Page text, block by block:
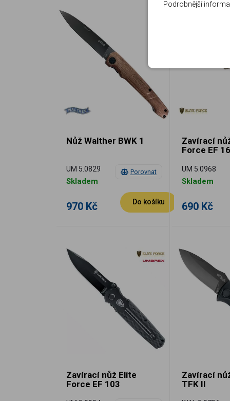
Porovnat
Nůž Walther BWK 1
UM 5.0829
Skladem
970 Kč Do košíku
Zavírací
Force EF
UM 5.0968
Skladem
690 Kč
Zavírací nůž Elite
Force EF 103
Zavírací
TFK II
Podrobnější